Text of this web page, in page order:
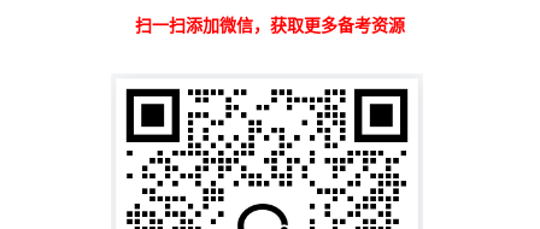
扫一扫添加微信，获取更多备考资源